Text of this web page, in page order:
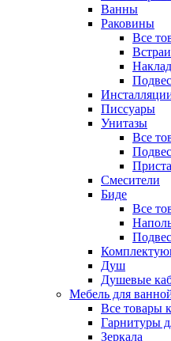
Ванны
Раковины
Все
Писсуары
Унитазы
Все
Смесители
Биде
Все
Душ
Душевые
Мебель для
Все товары
Гарнитуры
Зеркала